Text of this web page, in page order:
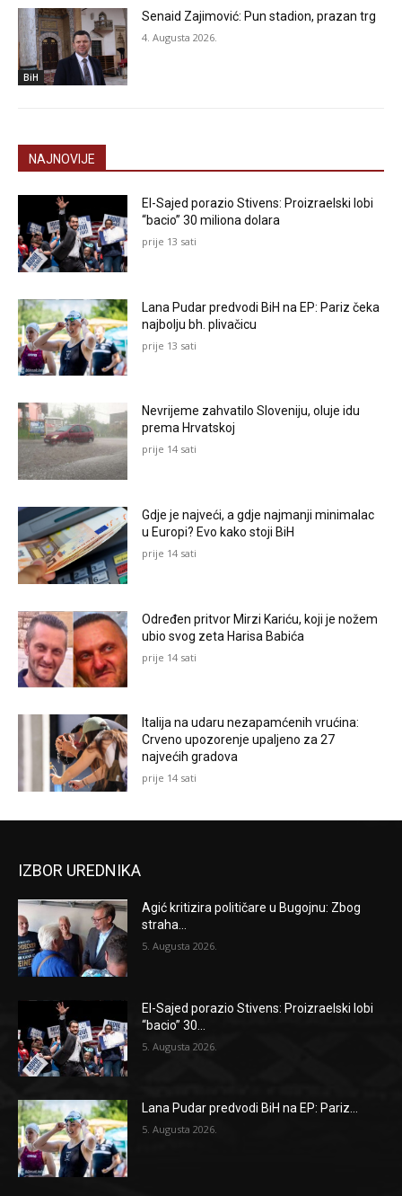
BiH
Senaid Zajimović: Pun stadion, prazan trg
4. Augusta 2026.
NAJNOVIJE
El-Sajed porazio Stivens: Proizraelski lobi
“bacio” 30 miliona dolara
prije 13 sati
Lana Pudar predvodi BiH na EP: Pariz čeka
najbolju bh. plivačicu
prije 13 sati
Nevrijeme zahvatilo Sloveniju, oluje idu
prema Hrvatskoj
prije 14 sati
Gdje je najveći, a gdje najmanji minimalac
u Europi? Evo kako stoji BiH
prije 14 sati
Određen pritvor Mirzi Kariću, koji je nožem
ubio svog zeta Harisa Babića
prije 14 sati
Italija na udaru nezapamćenih vrućina:
Crveno upozorenje upaljeno za 27
najvećih gradova
prije 14 sati
IZBOR UREDNIKA
Agić kritizira političare u Bugojnu: Zbog
straha...
5. Augusta 2026.
El-Sajed porazio Stivens: Proizraelski lobi
“bacio” 30...
5. Augusta 2026.
Lana Pudar predvodi BiH na EP: Pariz...
5. Augusta 2026.